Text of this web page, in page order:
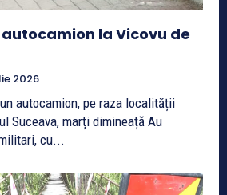
la Vicovu de
2026
autocamion, pe raza localității
marți dimineață Au
cu...